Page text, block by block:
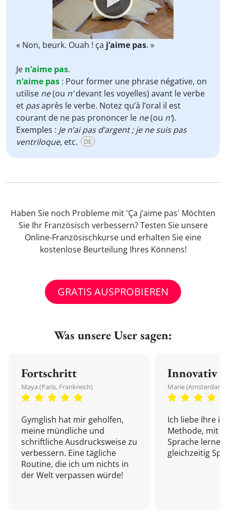
« Non, beurk. Ouah ! ça j’aime pas. »
Je n’aime pas.
n’aime pas : Pour former une phrase négative, on
utilise ne(ou n’devant les voyelles) avant le verbe
et pasaprès le verbe. Notez qu’à l’oral il est
courant de ne pas prononcer le ne(ou n’).
Exemples : Je n’ai pas d’argent ; je ne suis pas
ventriloque, etc. DE
Haben Sie noch Probleme mit 'Ça j’aime pas' Möchten
Sie Ihr Französisch verbessern? Testen Sie unsere
Online-Französischkurse und erhalten Sie eine
kostenlose Beurteilung Ihres Könnens!
GRATIS AUSPROBIEREN
Was unsere User sagen:
Fortschritt
Maya (Paris, Frankreich)
Gymglish hat mir geholfen,
meine mündliche und
schriftliche Ausdrucksweise zu
verbessern. Eine tägliche
Routine, die ich um nichts in
der Welt verpassen würde!
Innovativ
Marie
Ich liebe Ihre
Methode, mit
Sprache
gleichzeitig